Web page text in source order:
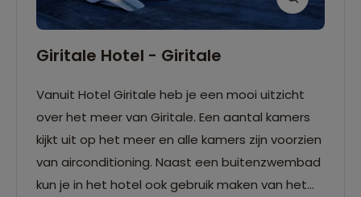
Giritale Hotel - Giritale
Vanuit Hotel Giritale heb je een mooi uitzicht
over het meer van Giritale. Een aantal kamers
kijkt uit op het meer en alle kamers zijn voorzien
van airconditioning. Naast een buitenzwembad
kun je in het hotel ook gebruik maken van het